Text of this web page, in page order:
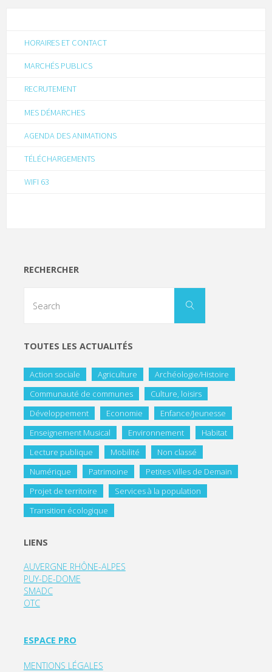
HORAIRES ET CONTACT
MARCHÉS PUBLICS
RECRUTEMENT
MES DÉMARCHES
AGENDA DES ANIMATIONS
TÉLÉCHARGEMENTS
WIFI 63
RECHERCHER
TOUTES LES ACTUALITÉS
Action sociale Agriculture
Archéologie/Histoire
Communauté de communes
Culture, loisirs
Développement
Economie
Enfance/Jeunesse
Enseignement Musical
Environnement
Habitat
Lecture publique
Mobilité
Non classé
Numérique
Patrimoine
Petites Villes de Demain
Projet de territoire
Services à la population
Transition écologique
LIENS
AUVERGNE RHÔNE-ALPES
PUY-DE-DOME
SMADC
OTC
ESPACE PRO
MENTIONS LÉGALES